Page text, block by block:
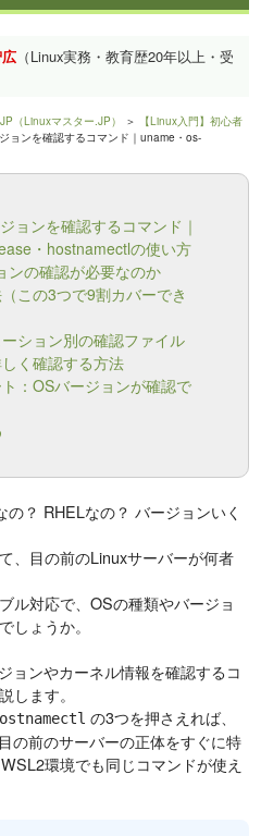
（Linux実務・教育歴20年以上・受
（Linuxマスター.JP） ＞
【Linux入門】初心者
ョンを確認するコマンド｜uname・os-
ョンを確認するコマンド｜
・hostnamectlの使い方
ンの確認が必要なのか
この3つで9割カバーでき
ション別の確認ファイル
く確認する方法
：OSバージョンが確認で
の？ RHELなの？ バージョンいく
、目の前のLinuxサーバーが何者
ル対応で、OSの種類やバージョ
しょうか。
ョンやカーネル情報を確認するコ
します。
の3つを押さえれば、
の前のサーバーの正体をすぐに特
環境でも同じコマンドが使え